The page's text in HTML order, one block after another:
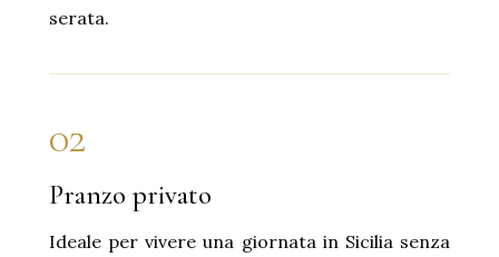
serata.
02
Pranzo privato
Ideale per vivere una giornata in Sicilia senza